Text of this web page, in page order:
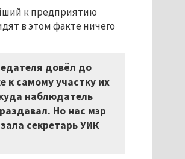
к предприятию
в этом факте ничего
довёл до
к самому участку их
наблюдатель
Но нас мэр
секретарь УИК